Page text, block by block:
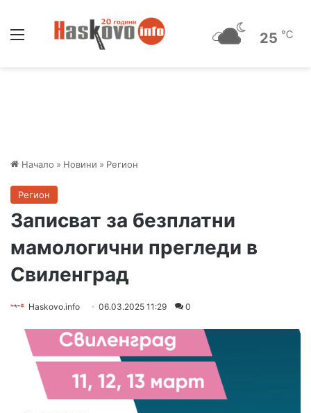
25 ℃
Начало » Новини » Регион
Регион
Записват за безплатни
мамологични прегледи в
Свиленград
Haskovo.info 06.03.2025 11:29 0